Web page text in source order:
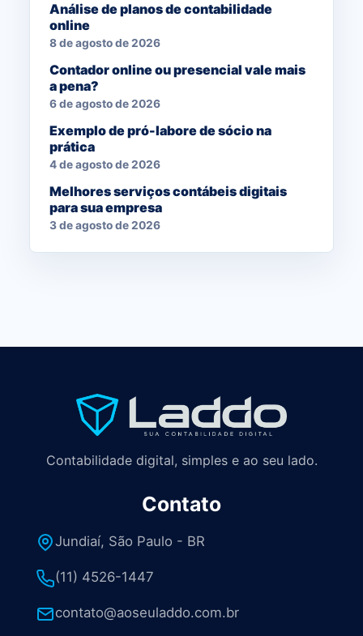
Análise de planos de contabilidade
online
8 de agosto de 2026
Contador online ou presencial vale mais
a pena?
6 de agosto de 2026
Exemplo de pró-labore de sócio na
prática
4 de agosto de 2026
Melhores serviços contábeis digitais
para sua empresa
3 de agosto de 2026
Contabilidade digital, simples e ao seu lado.
Contato
Jundiaí, São Paulo - BR
(11) 4526-1447
contato@aoseuladdo.com.br